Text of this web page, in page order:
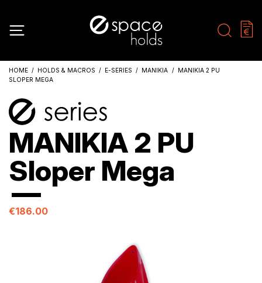
HOME HOLDS & MACROS E-SERIES MANIKIA
MANIKIA 2 PU
SLOPER MEGA
MANIKIA 2 PU
Sloper Mega
€186.00